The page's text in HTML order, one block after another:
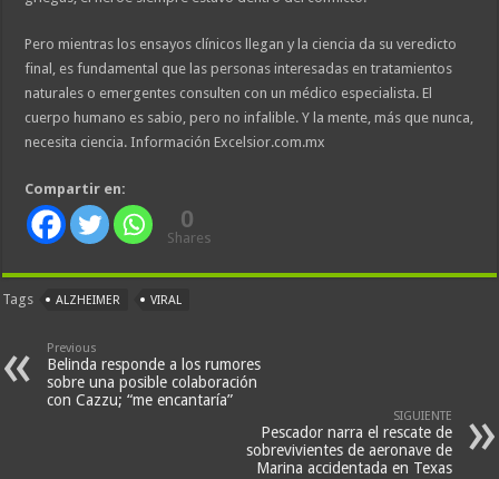
Pero mientras los ensayos clínicos llegan y la ciencia da su veredicto
final, es fundamental que las personas interesadas en tratamientos
naturales o emergentes consulten con un médico especialista. El
cuerpo humano es sabio, pero no infalible. Y la mente, más que nunca,
necesita ciencia. Información Excelsior.com.mx
Compartir en:
0
Shares
Tags ALZHEIMER VIRAL
Previous
Belinda responde a los rumores
sobre una posible colaboración
con Cazzu; “me encantaría”
SIGUIENTE
Pescador narra el rescate de
sobrevivientes de aeronave de
Marina accidentada en Texas